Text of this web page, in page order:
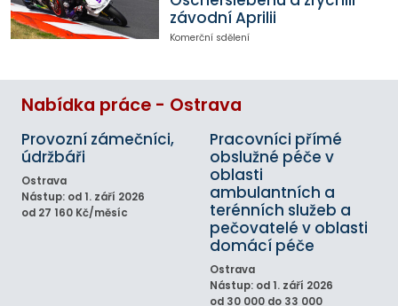
závodní Aprilii
Komerční sdělení
Nabídka práce - Ostrava
Provozní zámečníci,
údržbáři
Ostrava
Nástup: od 1. září 2026
od 27 160 Kč/měsíc
Pracovníci přímé
obslužné péče v
oblasti
ambulantních a
terénních služeb a
pečovatelé v oblasti
domácí péče
Ostrava
Nástup: od 1. září 2026
od 30 000 do 33 000